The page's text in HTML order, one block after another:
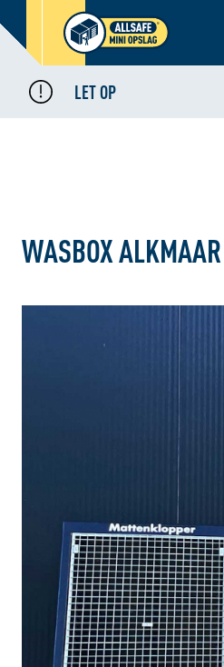
LET OP
Home Wasbox Alkmaar
WASBOX ALKMAAR